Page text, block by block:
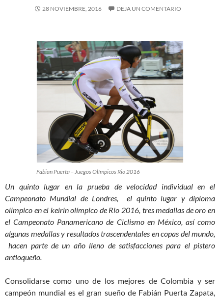
28 NOVIEMBRE, 2016 DEJA UN COMENTARIO
Fabian Puerta – Juegos Olímpicos Rio 2016
Un quinto lugar en la prueba de velocidad individual en el
Campeonato Mundial de Londres, el quinto lugar y diploma
olímpico en el keirin olímpico de Rio 2016, tres medallas de oro en
el Campeonato Panamericano de Ciclismo en México, así como
algunas medallas y resultados trascendentales en copas del mundo,
hacen parte de un año lleno de satisfacciones para el pistero
antioqueño.
Consolidarse como uno de los mejores de Colombia y ser
campeón mundial es el gran sueño de Fabián Puerta Zapata,